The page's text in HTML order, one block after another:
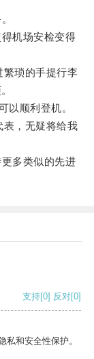
机场安检变得
琐的手提行李
顺利登机。
，无疑将给我
多类似的先进
支持[0] 反对[0]
和安全性保护。